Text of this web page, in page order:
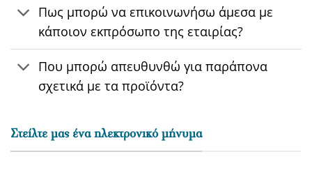
Πως μπορώ να επικοινωνήσω άμεσα με
κάποιον εκπρόσωπο της εταιρίας?
Που μπορώ απευθυνθώ για παράπονα
σχετικά με τα προϊόντα?
Στείλτε μας ένα ηλεκτρονικό μήνυμα